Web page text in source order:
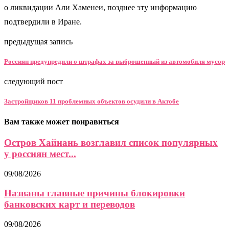
о ликвидации Али Хаменеи, позднее эту информацию
подтвердили в Иране.
предыдущая запись
Россиян предупредили о штрафах за выброшенный из автомобиля мусор
следующий пост
Застройщиков 11 проблемных объектов осудили в Актобе
Вам также может понравиться
Остров Хайнань возглавил список популярных
у россиян мест...
09/08/2026
Названы главные причины блокировки
банковских карт и переводов
09/08/2026